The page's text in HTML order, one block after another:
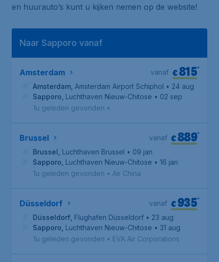
en huurauto’s kunt u kijken nemen op de website!
Naar Sapporo vanaf
Amsterdam €815*
vanaf
Amsterdam Amsterdam Airport Schiphol • 24 aug
Sapporo Luchthaven Nieuw-Chitose • 02 sep
1u geleden gevonden •
Brussel €889*
vanaf
Brussel Luchthaven Brussel • 09 jan
Sapporo Luchthaven Nieuw-Chitose • 16 jan
1u geleden gevonden • Air China
Düsseldorf €935*
vanaf
Düsseldorf Flughafen Düsseldorf • 23 aug
Sapporo Luchthaven Nieuw-Chitose • 31 aug
1u geleden gevonden • EVA Air Corporations